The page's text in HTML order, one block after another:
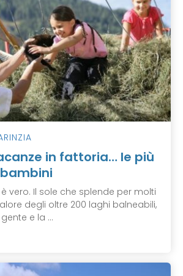
in fattoria… le più
vero. Il sole che splende per molti
degli oltre 200 laghi balneabili,
e la ...